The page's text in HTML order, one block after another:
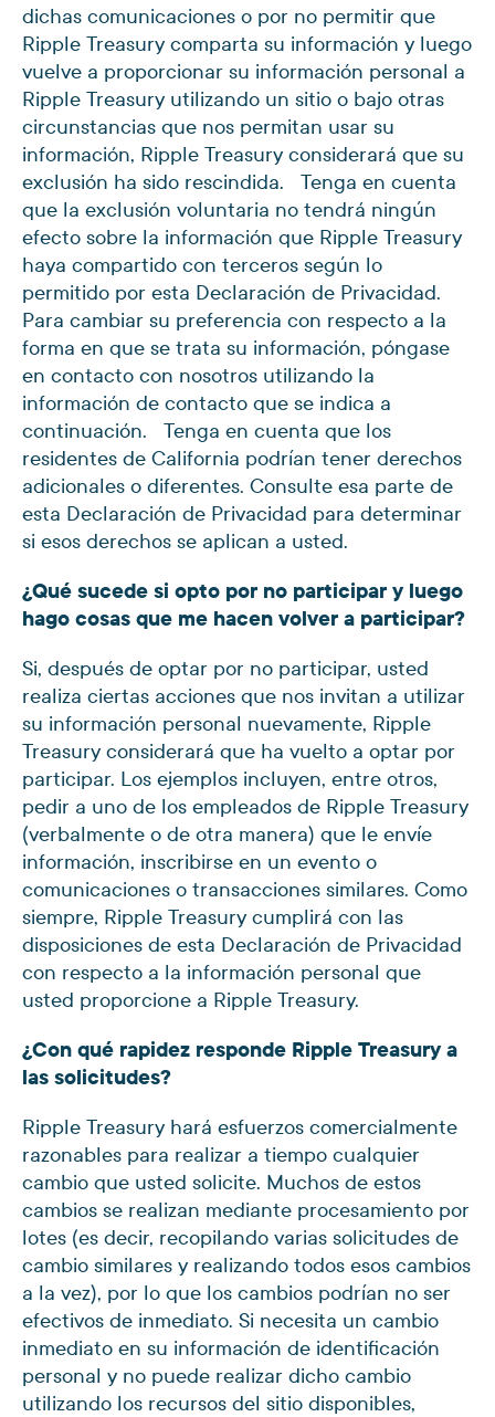
dichas comunicaciones o por no permitir que
Ripple Treasury comparta su información y luego
vuelve a proporcionar su información personal a
Ripple Treasury utilizando un sitio o bajo otras
circunstancias que nos permitan usar su
información, Ripple Treasury considerará que su
exclusión ha sido rescindida. Tenga en cuenta
que la exclusión voluntaria no tendrá ningún
efecto sobre la información que Ripple Treasury
haya compartido con terceros según lo
permitido por esta Declaración de Privacidad.
Para cambiar su preferencia con respecto a la
forma en que se trata su información, póngase
en contacto con nosotros utilizando la
información de contacto que se indica a
continuación. Tenga en cuenta que los
residentes de California podrían tener derechos
adicionales o diferentes. Consulte esa parte de
esta Declaración de Privacidad para determinar
si esos derechos se aplican a usted.
¿Qué sucede si opto por no participar y luego
hago cosas que me hacen volver a participar?
Si, después de optar por no participar, usted
realiza ciertas acciones que nos invitan a utilizar
su información personal nuevamente, Ripple
Treasury considerará que ha vuelto a optar por
participar. Los ejemplos incluyen, entre otros,
pedir a uno de los empleados de Ripple Treasury
(verbalmente o de otra manera) que le envíe
información, inscribirse en un evento o
comunicaciones o transacciones similares. Como
siempre, Ripple Treasury cumplirá con las
disposiciones de esta Declaración de Privacidad
con respecto a la información personal que
usted proporcione a Ripple Treasury.
¿Con qué rapidez responde Ripple Treasury a
las solicitudes?
Ripple Treasury hará esfuerzos comercialmente
razonables para realizar a tiempo cualquier
cambio que usted solicite. Muchos de estos
cambios se realizan mediante procesamiento por
lotes (es decir, recopilando varias solicitudes de
cambio similares y realizando todos esos cambios
a la vez), por lo que los cambios podrían no ser
efectivos de inmediato. Si necesita un cambio
inmediato en su información de identificación
personal y no puede realizar dicho cambio
utilizando los recursos del sitio disponibles,